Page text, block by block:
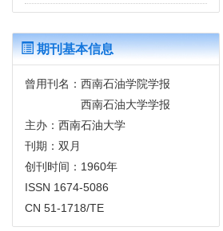
期刊基本信息
曾用刊名：西南石油学院学报
西南石油大学学报
主办：西南石油大学
刊期：双月
创刊时间：1960年
ISSN 1674-5086
CN 51-1718/TE